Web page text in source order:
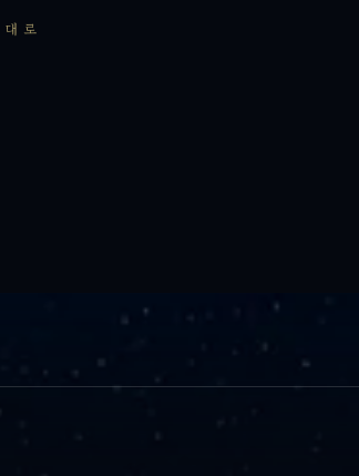
로